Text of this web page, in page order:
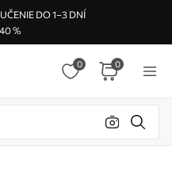
DO 1–3 DNÍ
%
0 0